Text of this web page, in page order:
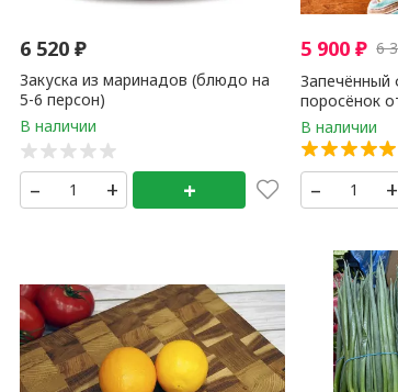
6 520₽
Закуска из маринадов (блюдо на
5-6 персон)
– + +
5 900 ₽ 6
Запечённый
поросёнок
FS (
поросёнка 5
– +